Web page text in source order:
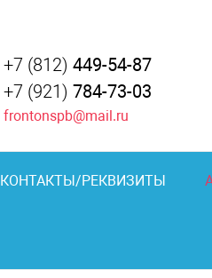
+7 (812) 449-54-87
+7 (921) 784-73-03
frontonspb@mail.ru
КОНТАКТЫ/РЕКВИЗИТЫ